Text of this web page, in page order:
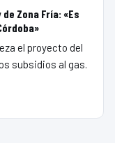
Zona Fría: «Es
el proyecto del
subsidios al gas.